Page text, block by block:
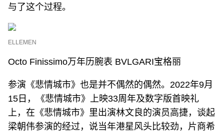
与了这个过程。
ELLEMEN
Octo Finissimo万年历腕表 BVLGARI宝格丽
参演《悲情城市》也是并不偶然的偶然。2022年9月
15日，《悲情城市》上映33周年及数字版首映礼
上，在《悲情城市》里出演林文良的演员高捷，谈起
梁朝伟参演的经过，说当年港星风头比较劲，片商希